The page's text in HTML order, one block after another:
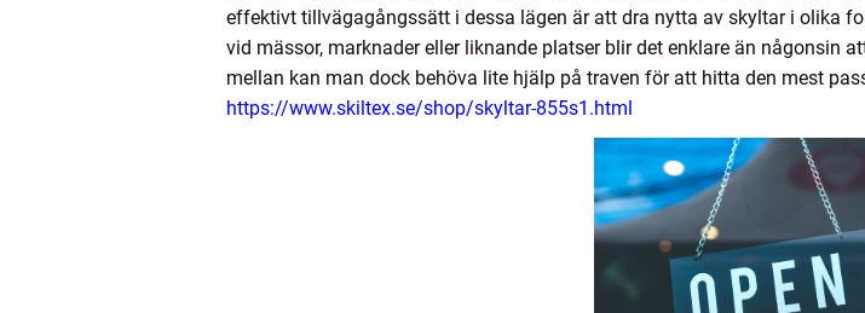
effektivt tillvägagångssätt i dessa lägen är att dra nytta av skyltar i olika
vid mässor, marknader eller liknande platser blir det enklare än någonsin
mellan kan man dock behöva lite hjälp på traven för att hitta den mest
https://www.skiltex.se/shop/skyltar-855s1.html